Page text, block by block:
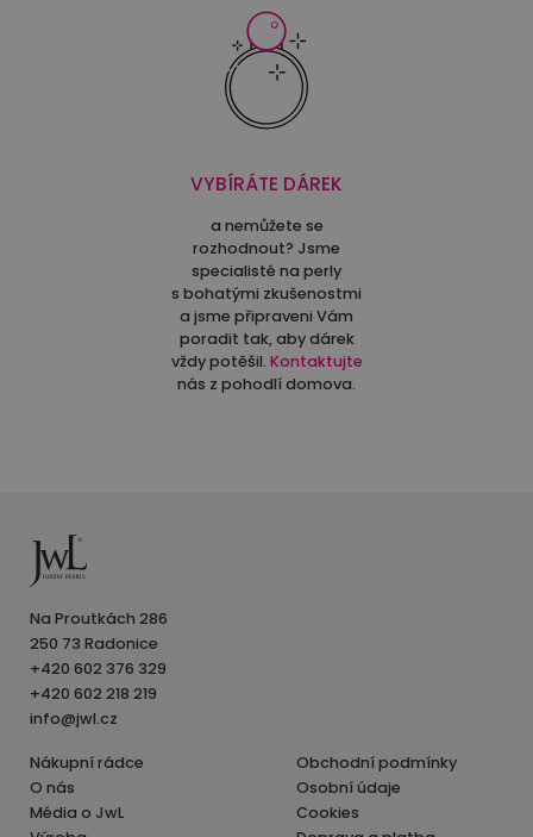
VYBÍRÁTE DÁREK
a nemůžete se
rozhodnout? Jsme
specialisté na perly
s bohatými zkušenostmi
a jsme připraveni Vám
poradit tak, aby dárek
vždy potěšil. Kontaktujte
nás z pohodlí domova.
Na Proutkách 286
250 73 Radonice
+420 602 376 329
+420 602 218 219
info@jwl.cz
Nákupní rádce
O nás
Média o JwL
Obchodní podmínky
Osobní údaje
Cookies